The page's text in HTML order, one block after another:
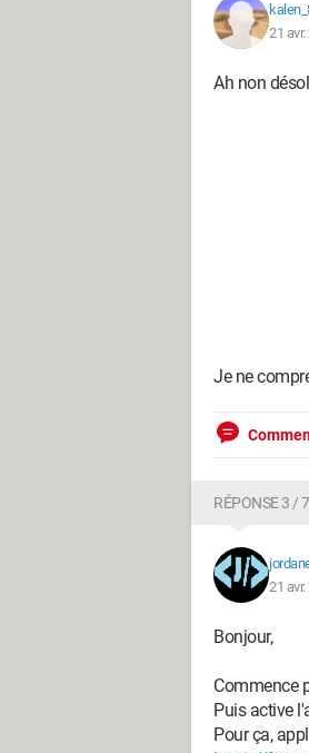
21
Ah non
Je ne
RÉPONSE 3 / 7
21
Bonjour,
Commence
Puis active
Pour ça,